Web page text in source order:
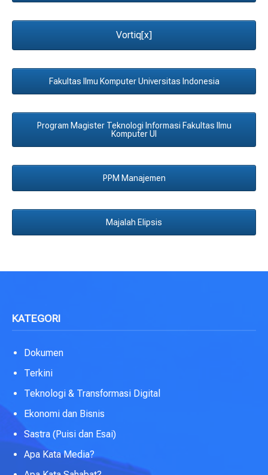
Vortiq[x]
Fakultas Ilmu Komputer Universitas Indonesia
Program Magister Teknologi Informasi Fakultas Ilmu
Komputer UI
PPM Manajemen
Majalah Elipsis
KATEGORI
Dokumen
Terkini
Teknologi & Transformasi Digital
Ekonomi dan Bisnis
Sastra (Puisi dan Esai)
Apa Kata Media?